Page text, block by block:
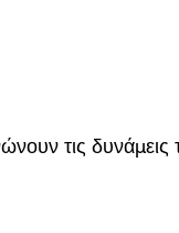
τις δυνάμεις